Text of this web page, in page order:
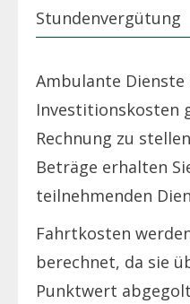
Stundenvergütung
Ambulante
Investitionskosten
Rechnung zu
Beträge erhalten
teilnehmenden
Fahrtkosten
berechnet, da sie
Punktwert